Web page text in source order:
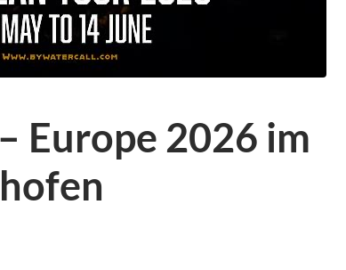
Europe 2026 im